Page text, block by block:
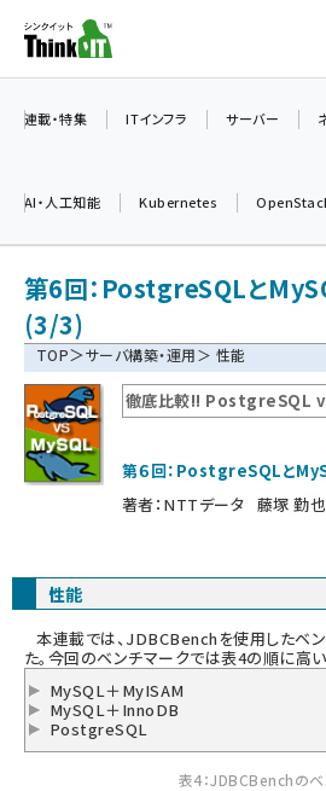
ン
ツ
iot女子会 (2295)
北海道をのんびり旅する晴山
drupal (1966)
genai (1494)
ai crunch (1365)
連載・特集 ITインフラ サーバー
AI・人工知能 Kubernetes
第6回：PostgreSQLと
(3/3)
TOP＞サーバ構築・運用＞ 性能
徹底比較!! PostgreSQL
第６回：PostgreSQLと
著者： NTTデータ 藤塚 勤也
性能
本連載では、JDBCBenchを使用したベ
た。今回のベンチマークでは表4の順に高
MySQL＋MyISAM
MySQL＋InnoDB
PostgreSQL
表4：JDBCBenchの